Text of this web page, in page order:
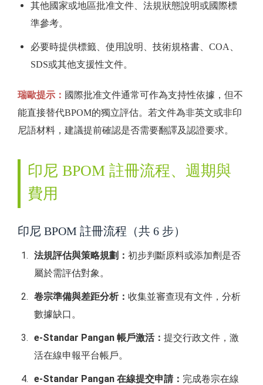
其他國家或地區批准文件、法規狀態說明或國際標
準參考。
必要時提供標籤、使用說明、技術規格書、COA、
SDS或其他支援性文件。
瑞歐提示： 國際批准文件通常可作為支持性依據，但不
能直接替代BPOM的獨立評估。若文件為非英文或非印
尼語材料，建議提前確認是否需要翻譯及認證要求。
印尼 BPOM 註冊流程、週期與
費用
印尼 BPOM 註冊流程（共 6 步）
法規評估與策略規劃： 初步判斷原料或添加劑是否
屬於需評估對象。
卷宗準備與差距分析： 收集並審查現有文件，分析
數據缺口。
e-Standar Pangan 帳戶激活： 提交行政文件，激
活在線申報平台帳戶。
e-Standar Pangan 在線提交申請： 完成卷宗在線